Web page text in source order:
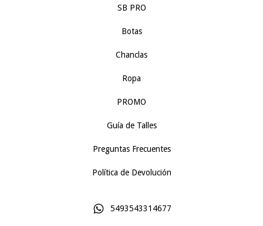
SB PRO
Botas
Chanclas
Ropa
PROMO
Guía de Talles
Preguntas Frecuentes
Política de Devolución
5493543314677